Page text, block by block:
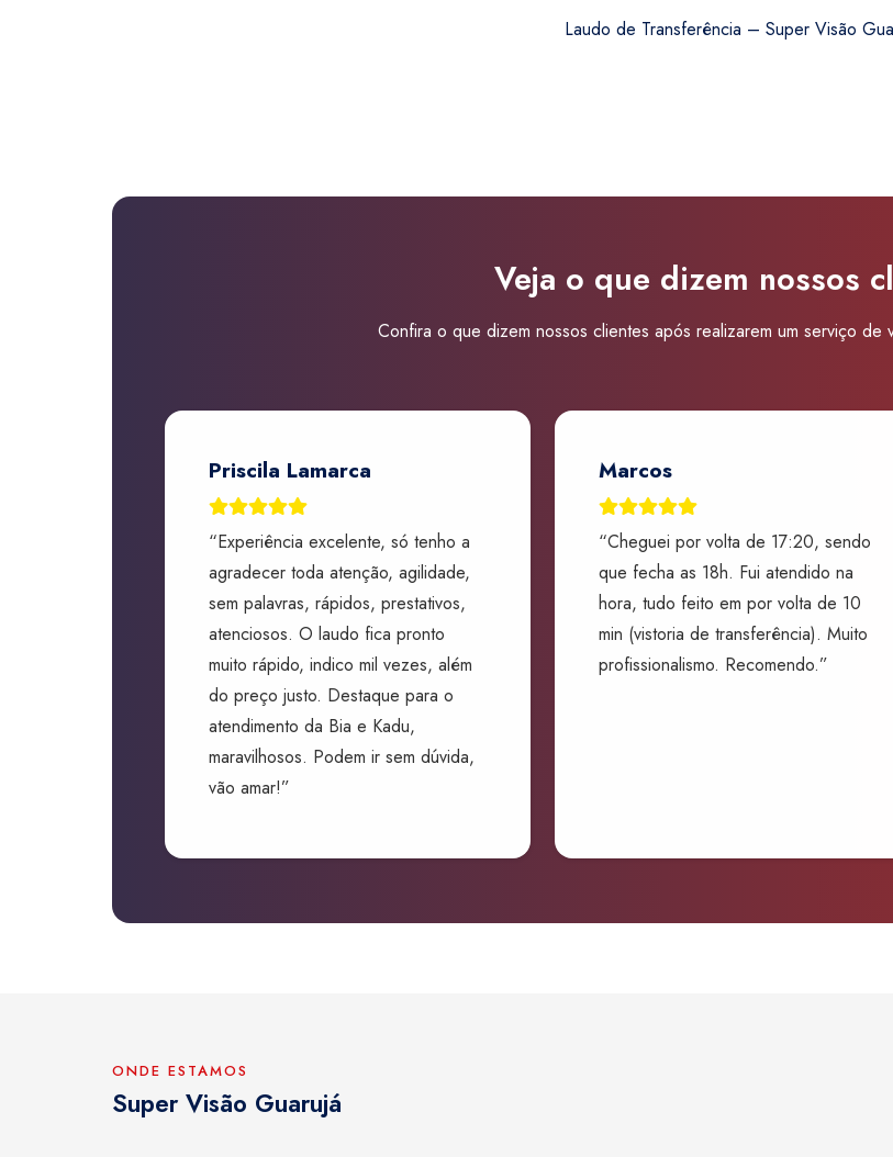
Transferência
Laudo de Transferência – Super Visão
Veja o que dizem nossos
Confira o que dizem nossos clientes após realizarem um serviço de
Priscila Lamarca
“Experiência excelente, só tenho a
agradecer toda atenção, agilidade,
sem palavras, rápidos, prestativos,
atenciosos. O laudo fica pronto
muito rápido, indico mil vezes, além
do preço justo. Destaque para o
atendimento da Bia e Kadu,
maravilhosos. Podem ir sem dúvida,
vão amar!”
Marcos
“Cheguei por volta de 17:20, sendo
que fecha as 18h. Fui atendido na
hora, tudo feito em por volta de 10
min (vistoria de transferência). Muito
profissionalismo. Recomendo.”
ONDE ESTAMOS
Super Visão Guarujá